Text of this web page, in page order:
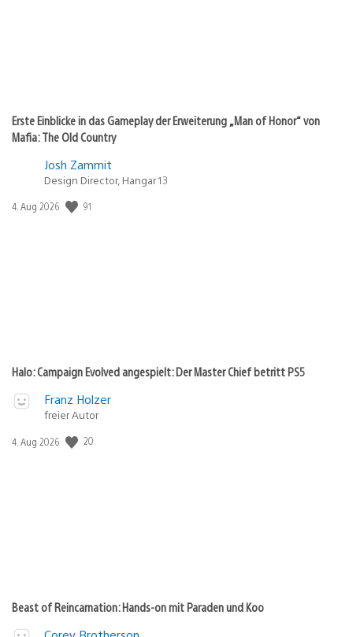
Erste Einblicke in das Gameplay der Erweiterung „Man of Honor“ von
Mafia: The Old Country
Josh Zammit
Design Director, Hangar 13
Veröffentlichungsdatum:
4. Aug 2026 91
Halo: Campaign Evolved angespielt: Der Master Chief betritt PS5
Franz Holzer
freier Autor
Veröffentlichungsdatum:
4. Aug 2026 20
Beast of Reincarnation: Hands-on mit Paraden und Koo